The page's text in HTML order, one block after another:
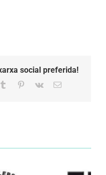
social preferida!
Tumblr Pinterest
Vk Email: